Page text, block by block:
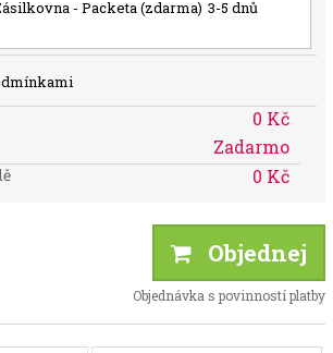
- Packeta (zdarma) 3-5 dnů
0 Kč
Zadarmo
0 Kč
Objednej
Objednávka s povinností platby